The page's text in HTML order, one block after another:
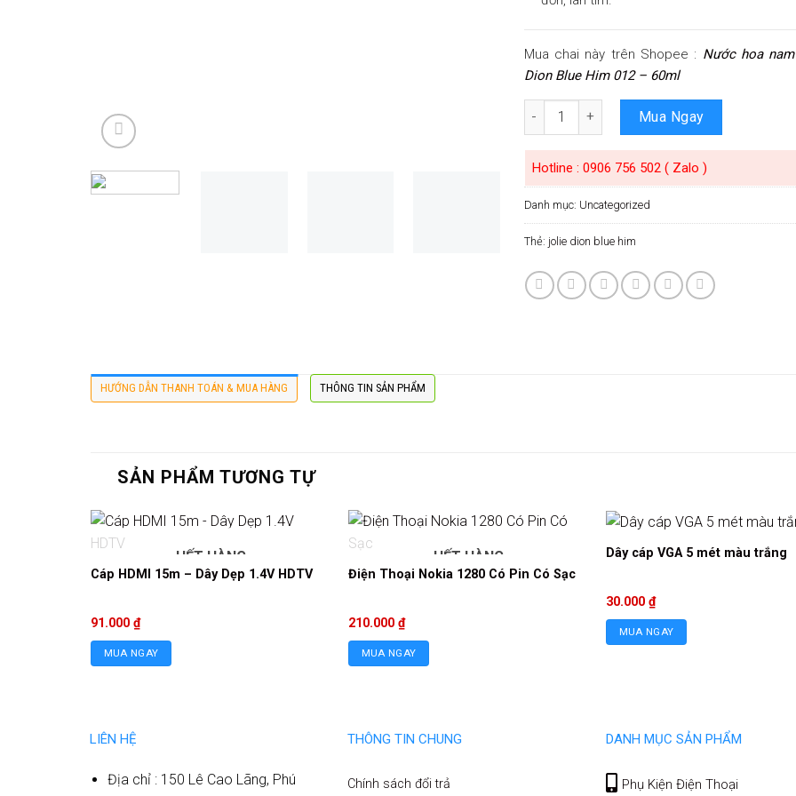
Mua chai này trên Shopee : Nước hoa
Dion Blue Him 012 – 60ml
Số lượng Mua Ngay
Hotline : 0906 756 502 ( Zalo )
Danh mục: Uncategorized
Thẻ: jolie dion blue him
HƯỚNG DẪN THANH TOÁN & MUA HÀNG THÔNG TIN SẢN PHẨM
SẢN PHẨM TƯƠNG TỰ
HẾT HÀNG
Cáp HDMI 15m – Dây Dẹp 1.4V HDTV
91.000 ₫
MUA NGAY
HẾT HÀNG
Điện Thoại Nokia 1280 Có Pin Có Sạc
210.000 ₫
MUA NGAY
Dây cáp VGA 5 mét màu trắng
30.000 ₫
MUA NGAY
LIÊN HỆ
Địa chỉ : 150 Lê Cao Lãng, Phú
THÔNG TIN CHUNG
Chính sách đổi trả
DANH MỤC SẢN PHẨM
Phụ Kiện Điện Thoại